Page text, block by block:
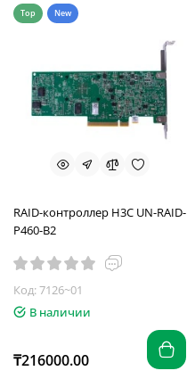
Top New
RAID-контроллер H3C UN-RAID-
P460-B2
Код: 7126~01
В наличии
₸216000.00